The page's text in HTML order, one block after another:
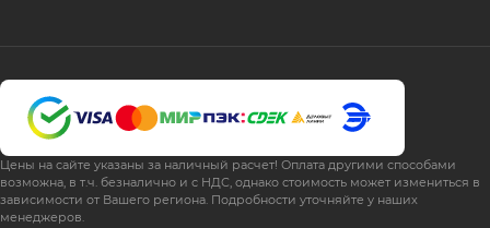
Цены на сайте указаны за наличный расчет! Оплата другими способами
возможна, в т.ч. безналично и с НДС, однако стоимость может измениться в
зависимости от Вашего региона. Подробности уточняйте у наших
менеджеров.